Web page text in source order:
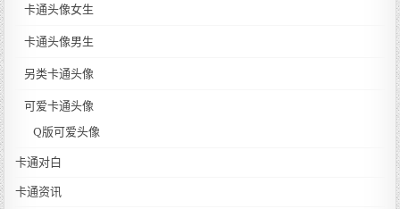
卡通头像女生
卡通头像男生
另类卡通头像
可爱卡通头像
Q版可爱头像
卡通对白
卡通资讯